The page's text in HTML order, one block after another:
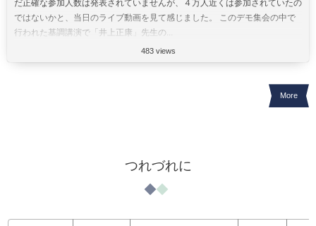
だ正確な参加人数は発表されていませんが、４万人近くは参加されていたの
ではないかと、当日のライブ動画を見て感じました。 このデモ集会の中で
行われた基調講演で「井上正康」先生の...
483 views
More
つれづれに